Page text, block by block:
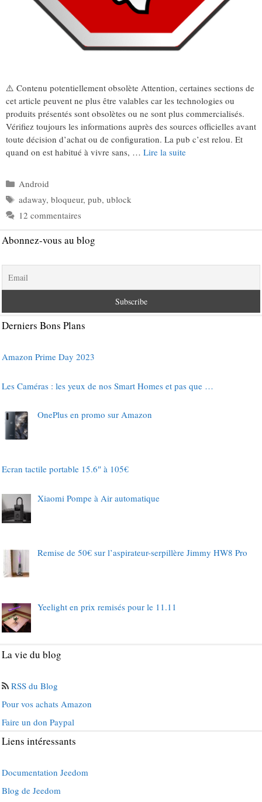
⚠️ Contenu potentiellement obsolète Attention, certaines sections de
cet article peuvent ne plus être valables car les technologies ou
produits présentés sont obsolètes ou ne sont plus commercialisés.
Vérifiez toujours les informations auprès des sources officielles avant
toute décision d’achat ou de configuration. La pub c’est relou. Et
quand on est habitué à vivre sans, … Lire la suite
Catégories
Android
Étiquettes
adaway, bloqueur, pub, ublock
12 commentaires
Abonnez-vous au blog
Derniers Bons Plans
Amazon Prime Day 2023
Les Caméras : les yeux de nos Smart Homes et pas que …
OnePlus en promo sur Amazon
Ecran tactile portable 15.6″ à 105€
Xiaomi Pompe à Air automatique
Remise de 50€ sur l’aspirateur-serpillère Jimmy HW8 Pro
Yeelight en prix remisés pour le 11.11
La vie du blog
RSS du Blog
Pour vos achats Amazon
Faire un don Paypal
Liens intéressants
Documentation Jeedom
Blog de Jeedom